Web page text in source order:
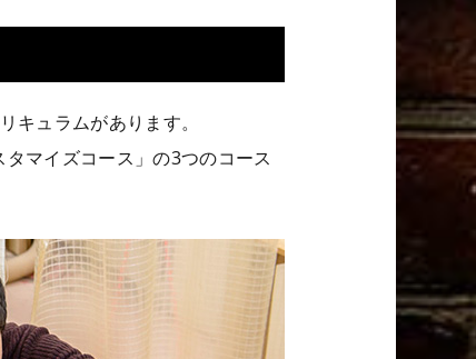
キュラムがあります。
タマイズコース」の3つのコース